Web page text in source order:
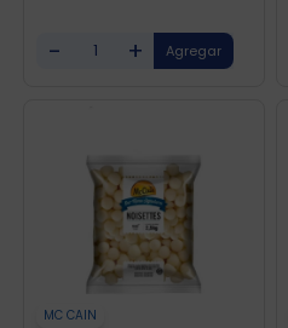
- +
MC CAIN